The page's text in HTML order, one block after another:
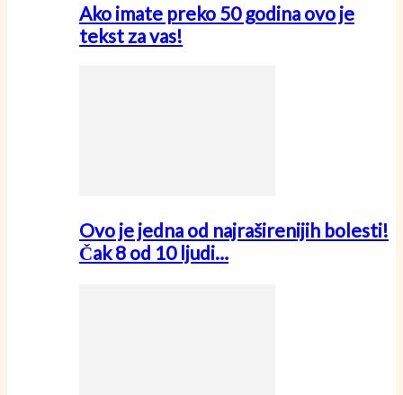
Ako imate preko 50 godina ovo je
tekst za vas!
Ovo je jedna od najraširenijih bolesti!
Čak 8 od 10 ljudi…